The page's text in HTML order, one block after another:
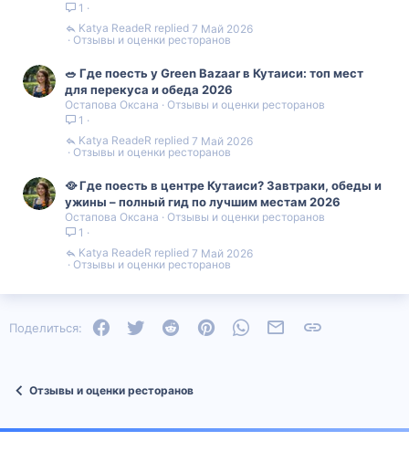
1
Отзывы и оценки ресторанов
7 Май 2026
Katya ReadeR
🥗 Где поесть у Green Bazaar в Кутаиси: топ мест
для перекуса и обеда 2026
Остапова Оксана
Отзывы и оценки ресторанов
1
Отзывы и оценки ресторанов
7 Май 2026
Katya ReadeR
🥘 Где поесть в центре Кутаиси? Завтраки, обеды и
ужины – полный гид по лучшим местам 2026
Остапова Оксана
Отзывы и оценки ресторанов
1
Отзывы и оценки ресторанов
7 Май 2026
Katya ReadeR
Поделиться: FacebookTwitter Reddit PinterestWhatsAppЭлектронная почта
Отзывы и оценки ресторанов